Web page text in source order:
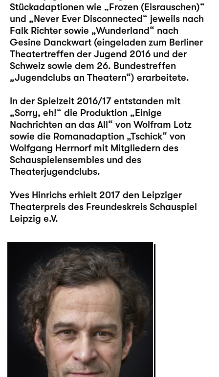
Stückadaptionen wie „Frozen (Eisrauschen)“
und „Never Ever Disconnected“ jeweils nach
Falk Richter sowie „Wunderland“ nach
Gesine Danckwart (eingeladen zum Berliner
Theatertreffen der Jugend 2016 und der
Schweiz sowie dem 26. Bundestreffen
„Jugendclubs an Theatern“) erarbeitete.
In der Spielzeit 2016/17 entstanden mit
„Sorry, eh!“ die Produktion „Einige
Nachrichten an das All“ von Wolfram Lotz
sowie die Romanadaption „Tschick“ von
Wolfgang Herrnorf mit Mitgliedern des
Schauspielensembles und des
Theaterjugendclubs.
Yves Hinrichs erhielt 2017 den Leipziger
Theaterpreis des Freundeskreis Schauspiel
Leipzig e.V.